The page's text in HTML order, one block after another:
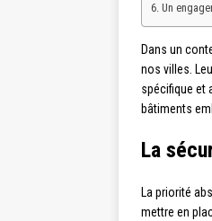
Un
Dans un
nos villes.
spécifique et
bâtiments
La
La priorité
mettre en